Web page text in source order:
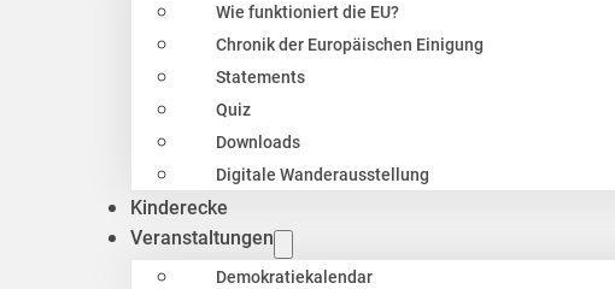
Wie funktioniert die EU?
Chronik der Europäischen Einigung
Statements
Quiz
Downloads
Digitale Wanderausstellung
Kinderecke
Veranstaltungen
Demokratiekalendar